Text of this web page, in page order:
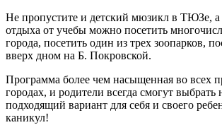
Не пропустите и детский мюзикл в ТЮЗе, а
отдыха от учебы можно посетить
города, посетить один из трех зоопарков,
вверх дном на Б. Покровской.
Программа более чем насыщенная во всех
городах, и родители всегда смогут выбрать
подходящий вариант для себя и своего
каникул!